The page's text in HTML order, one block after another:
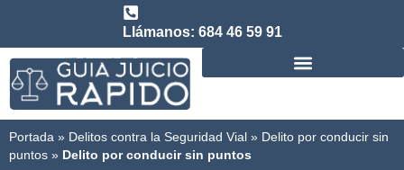
Llámanos: 684 46 59 91
Portada » Delitos contra la Seguridad Vial » Delito por conducir sin
puntos » Delito por conducir sin puntos